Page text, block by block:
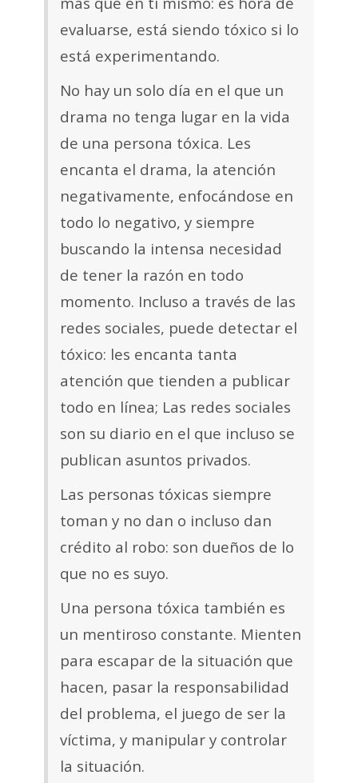
evaluarse, está siendo tóxico si lo
está experimentando.
No hay un solo día en el que un
drama no tenga lugar en la vida
de una persona tóxica. Les
encanta el drama, la atención
negativamente, enfocándose en
todo lo negativo, y siempre
buscando la intensa necesidad
de tener la razón en todo
momento. Incluso a través de las
redes sociales, puede detectar el
tóxico: les encanta tanta
atención que tienden a publicar
todo en línea; Las redes sociales
son su diario en el que incluso se
publican asuntos privados.
Las personas tóxicas siempre
toman y no dan o incluso dan
crédito al robo: son dueños de lo
que no es suyo.
Una persona tóxica también es
un mentiroso constante. Mienten
para escapar de la situación que
hacen, pasar la responsabilidad
del problema, el juego de ser la
víctima, y ​​manipular y controlar
la situación.